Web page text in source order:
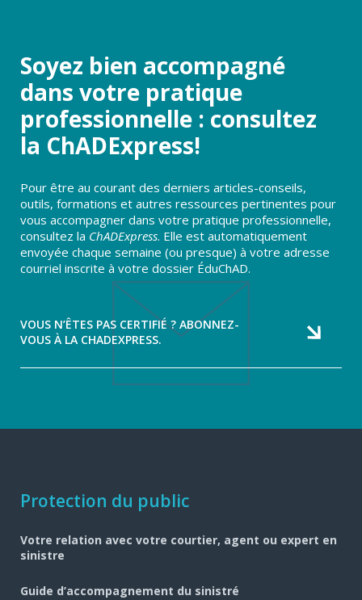
Soyez bien accompagné
dans votre pratique
professionnelle : consultez
la ChADExpress!
Pour être au courant des derniers articles-conseils,
outils, formations et autres ressources pertinentes pour
vous accompagner dans votre pratique professionnelle,
consultez la ChADExpress. Elle est automatiquement
envoyée chaque semaine (ou presque) à votre adresse
courriel inscrite à votre dossier ÉduChAD.
VOUS N’ÊTES PAS CERTIFIÉ ? ABONNEZ-
VOUS À LA CHADEXPRESS.
Navigation
pied
de
page
Protection du public
Votre relation avec votre courtier, agent ou expert en
sinistre
Guide d’accompagnement du sinistré